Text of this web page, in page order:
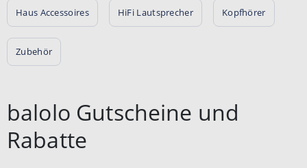
Haus Accessoires HiFi Lautsprecher Kopfhörer
Zubehör
balolo Gutscheine und
Rabatte